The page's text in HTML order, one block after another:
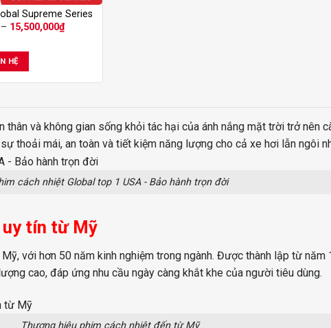
Supreme Series
– 15,500,000₫Khoảng
giá:
HỆ
và không gian sống khỏi tác hại của ánh nắng mặt trời trở nên
thoải mái, an toàn và tiết kiệm năng lượng cho cả xe hơi lẫn ngôi
cách nhiệt Global top 1 USA - Bảo hành trọn đời
uy tín từ Mỹ
với hơn 50 năm kinh nghiệm trong ngành. Được thành lập từ
cao, đáp ứng nhu cầu ngày càng khắt khe của người tiêu dùng.